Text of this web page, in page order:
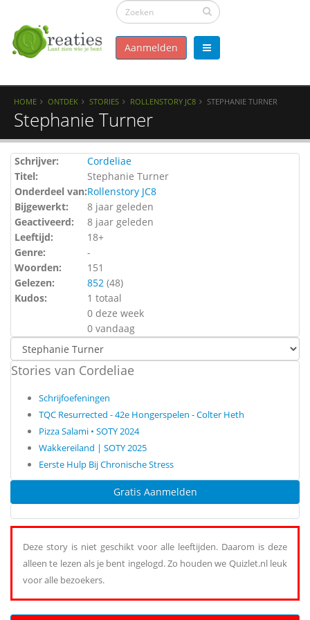
Aanmelden
HOME ONTDEK STORIES ROLLENSTORY JC8 STEPHANIE TURNER
Stephanie Turner
Schrijver:
Cordeliae
Titel:
Stephanie Turner
Onderdeel van:Rollenstory JC8
Bijgewerkt:
8 jaar geleden
Geactiveerd:
8 jaar geleden
Leeftijd:
18+
Genre:
-
Woorden:
151
Gelezen:
852 (48)
Kudos:
1 totaal
0 deze week
0 vandaag
Stories van Cordeliae
Schrijfoefeningen
TQC Resurrected - 42e Hongerspelen - Colter Heth
Pizza Salami • SOTY 2024
Wakkereiland | SOTY 2025
Eerste Hulp Bij Chronische Stress
Gratis Aanmelden
Deze story is niet geschikt voor alle leeftijden. Daarom is deze
alleen te lezen als je bent ingelogd. Zo houden we Quizlet.nl leuk
voor alle bezoekers.